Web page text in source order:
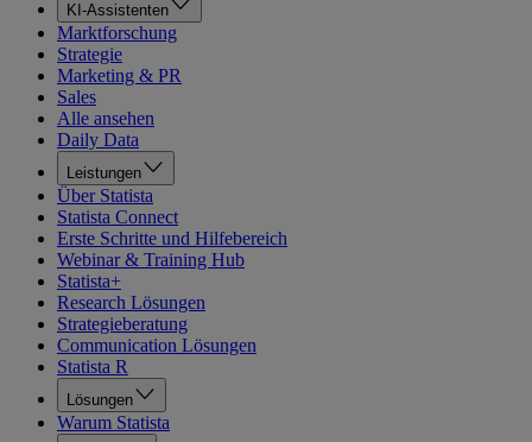
KI-Assistenten
Marktforschung
Strategie
Marketing & PR
Sales
Alle ansehen
Daily Data
Leistungen
Über Statista
Statista Connect
Erste Schritte und Hilfebereich
Webinar & Training Hub
Statista+
Research Lösungen
Strategieberatung
Communication Lösungen
Statista R
Lösungen
Warum Statista